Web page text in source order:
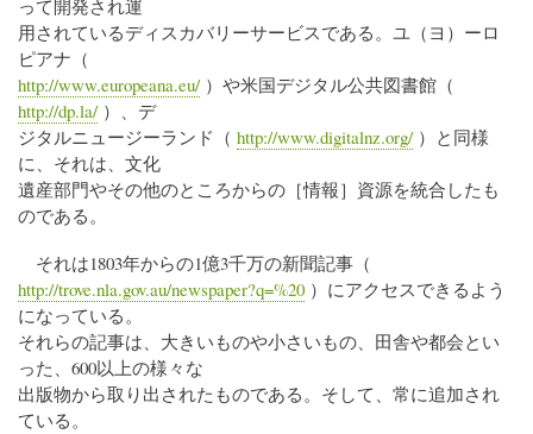
って開発され運
用されているディスカバリーサービスである。ユ（ヨ）ーロ
ピアナ（
http://www.europeana.eu/）や米国デジタル公共図書館（
http://dp.la/）、デ
ジタルニュージーランド（ http://www.digitalnz.org/）と同様
に、それは、文化
遺産部門やその他のところからの［情報］資源を統合したも
のである。
それは1803年からの1億3千万の新聞記事（
http://trove.nla.gov.au/newspaper?q=%20 ）にアクセスできるよう
になっている。
それらの記事は、大きいものや小さいもの、田舎や都会とい
った、600以上の様々な
出版物から取り出されたものである。そして、常に追加され
ている。